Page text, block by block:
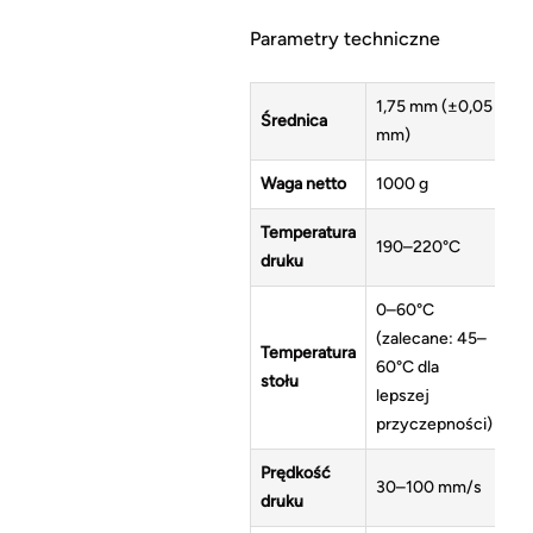
Parametry techniczne
Średnica
1,75 mm (±0,05
mm)
Waga netto 1000 g
Temperatura
druku
190–220°C
Temperatura
stołu
0–60°C
(zalecane: 45–
60°C dla
lepszej
przyczepności)
Prędkość
druku
30–100 mm/s